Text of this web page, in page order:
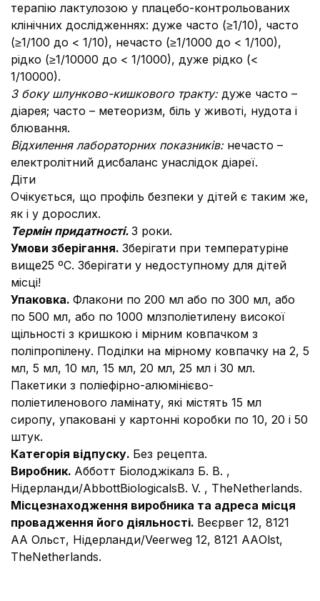
терапію лактулозою у плацебо-контрольованих
клінічних дослідженнях: дуже часто (≥1/10), часто
(≥1/100 до < 1/10), нечасто (≥1/1000 до < 1/100),
рідко (≥1/10000 до < 1/1000), дуже рідко (<
1/10000).
З боку шлунково-кишкового тракту: дуже часто –
діарея; часто – метеоризм, біль у животі, нудота і
блювання.
Відхилення лабораторних показників: нечасто –
електролітний дисбаланс унаслідок діареї.
Діти
Очікується, що профіль безпеки у дітей є таким же,
як і у дорослих.
Термін придатності. 3 роки.
Умови зберігання. Зберігати при температуріне
вище25 ºС. Зберігати у недоступному для дітей
місці!
Упаковка. Флакони по 200 мл або по 300 мл, або
по 500 мл, або по 1000 млзполіетилену високої
щільності з кришкою і мірним ковпачком з
поліпропілену. Поділки на мірному ковпачку на 2, 5
мл, 5 мл, 10 мл, 15 мл, 20 мл, 25 мл і 30 мл.
Пакетики з поліефірно-алюмінієво-
поліетиленового ламінату, які містять 15 мл
сиропу, упаковані у картонні коробки по 10, 20 і 50
штук.
Категорія відпуску. Без рецепта.
Виробник. Абботт Біолоджікалз Б. В. ,
Нідерланди/AbbottBiologicalsB. V. , TheNetherlands.
Місцезнаходження виробника та адреса місця
провадження його діяльності. Веєрвег 12, 8121
АА Ольст, Нідерланди/Veerweg 12, 8121 ААOlst,
TheNetherlands.